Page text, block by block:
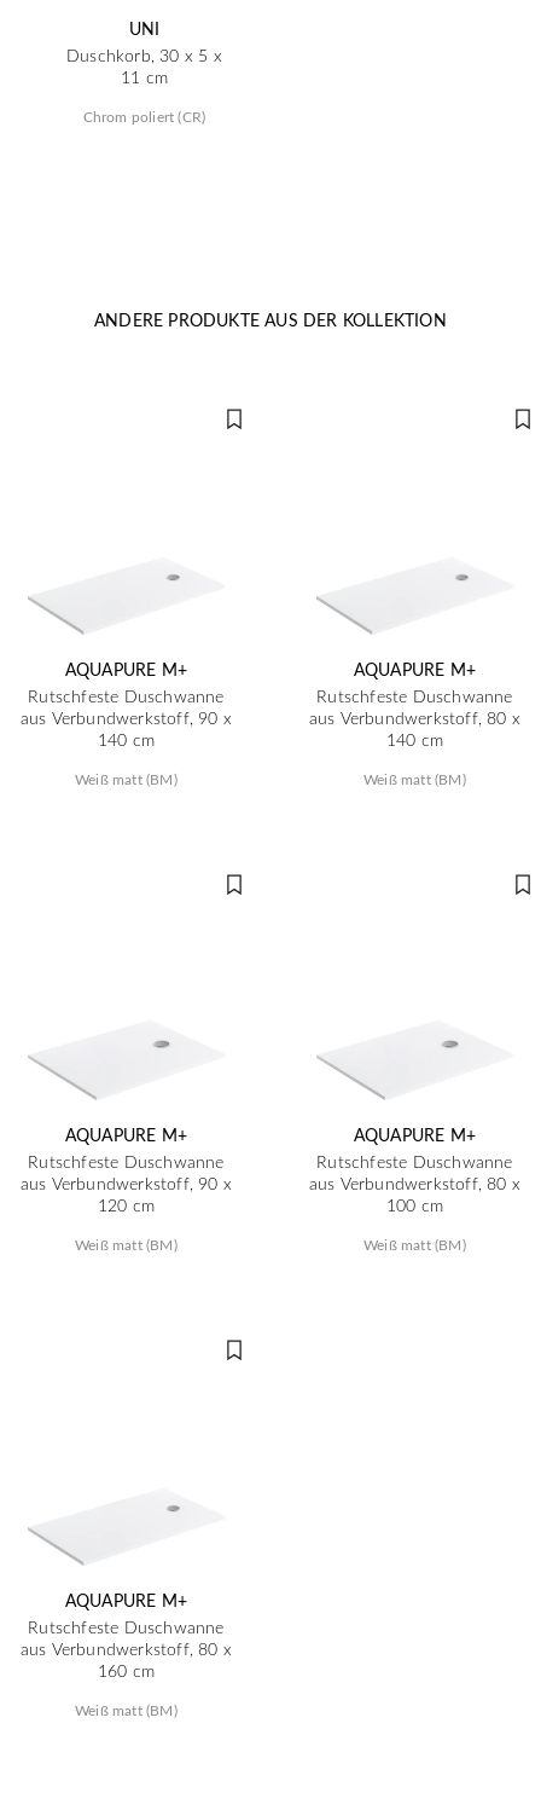
UNI
Duschkorb, 30 x 5 x
11 cm
Chrom poliert (CR)
ANDERE PRODUKTE AUS DER KOLLEKTION
AQUAPURE M+
Rutschfeste Duschwanne
aus Verbundwerkstoff, 90 x
140 cm
Weiß matt (BM)
AQUAPURE M+
Rutschfeste Duschwanne
aus Verbundwerkstoff, 80 x
140 cm
Weiß matt (BM)
AQUAPURE M+
Rutschfeste Duschwanne
aus Verbundwerkstoff, 90 x
120 cm
Weiß matt (BM)
AQUAPURE M+
Rutschfeste Duschwanne
aus Verbundwerkstoff, 80 x
100 cm
Weiß matt (BM)
AQUAPURE M+
Rutschfeste Duschwanne
aus Verbundwerkstoff, 80 x
160 cm
Weiß matt (BM)